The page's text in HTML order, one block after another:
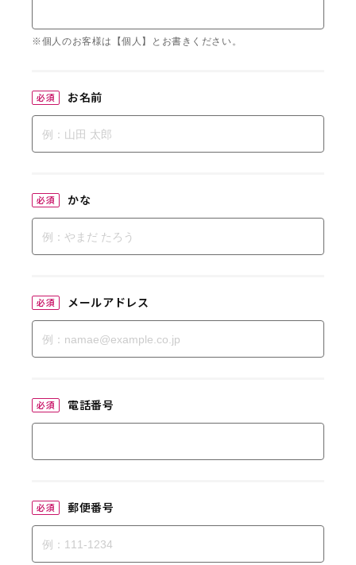
※個人のお客様は【個人】とお書きください。
必須 お名前
必須 かな
必須 メールアドレス
必須 電話番号
必須 郵便番号